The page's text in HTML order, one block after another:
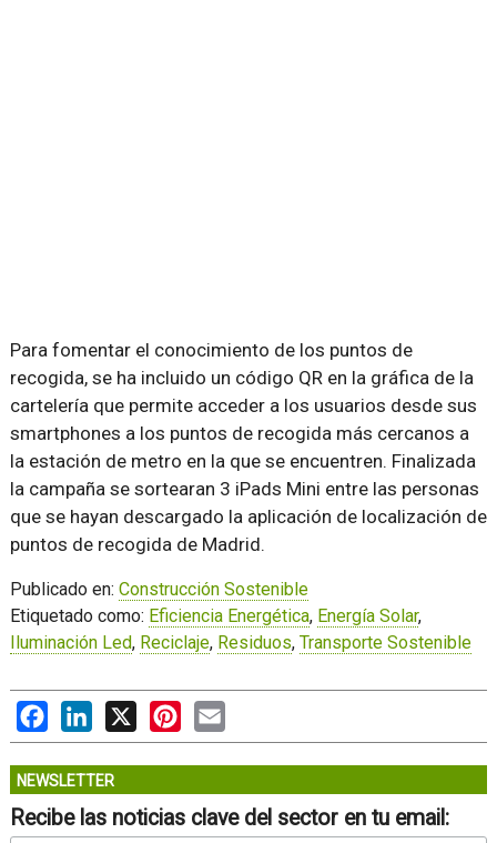
Para fomentar el conocimiento de los puntos de
recogida, se ha incluido un código QR en la gráfica de la
cartelería que permite acceder a los usuarios desde sus
smartphones a los puntos de recogida más cercanos a
la estación de metro en la que se encuentren. Finalizada
la campaña se sortearan 3 iPads Mini entre las personas
que se hayan descargado la aplicación de localización de
puntos de recogida de Madrid.
Publicado en: Construcción Sostenible
Etiquetado como: Eficiencia Energética, Energía Solar,
Iluminación Led, Reciclaje, Residuos, Transporte Sostenible
FacebookLinkedIn
X PinterestEmail
NEWSLETTER
Recibe las noticias clave del sector en tu email: